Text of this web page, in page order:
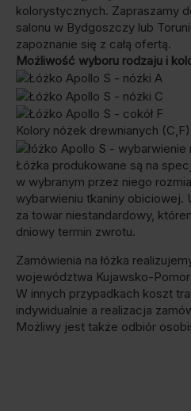
kolorystycznych. Zapraszamy
salonu w Bydgoszczy lub
zapoznanie się z całą ofertą.
Możliwość wyboru rodzaju i
Kolory nóżek drewnianych
Łóżka produkowane są na
w wybranym przez niego
wybarwieniu tkaniny obiciowej.
za towar niestandardowy,
dniowy termin zwrotu.
Zamówienia na łóżka
województwa Kujawsko-
W innych przypadkach koszt
indywidualnie a realizacja
Możliwy jest także odbiór